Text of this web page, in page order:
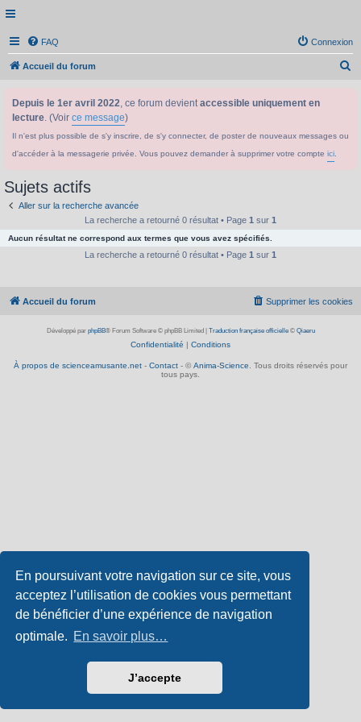
En poursuivant votre navigation sur ce site, vous
acceptez l’utilisation de cookies vous permettant
de bénéficier d’une expérience de navigation
optimale. En savoir plus…
J’accepte
FAQ Connexion
Accueil du forum
Depuis le 1er avril 2022, ce forum devientaccessible uniquement en
lecture. (Voir ce message)
Il n'est plus possible de s'y inscrire, de s'y connecter, de poster de nouveaux messages ou
d'accéder à la messagerie privée. Vous pouvez demander à supprimer votre compte ici
Sujets actifs
Aller sur la recherche avancée
La recherche a retourné 0 résultat • Page 1 sur 1
Aucun résultat ne correspond aux termes que vous avez spécifiés.
La recherche a retourné 0 résultat • Page 1 sur 1
Accueil du forum Supprimer les cookies
Développé par phpBB® Forum Software © phpBB Limited Traduction française officielle© Qiaeru
Confidentialité | Conditions
À propos de scienceamusante.net - Contact - © Anima-Science. Tous droits réservés pour
tous pays.